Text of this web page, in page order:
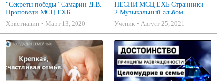
"Секреты победы" Самарин Д.В.
Проповеди МСЦ ЕХБ
Христианин
Март 13, 2020
ПЕСНИ МСЦ ЕХБ Странники -
2 Музыкальный альбом
Ученик
Август 25, 2021